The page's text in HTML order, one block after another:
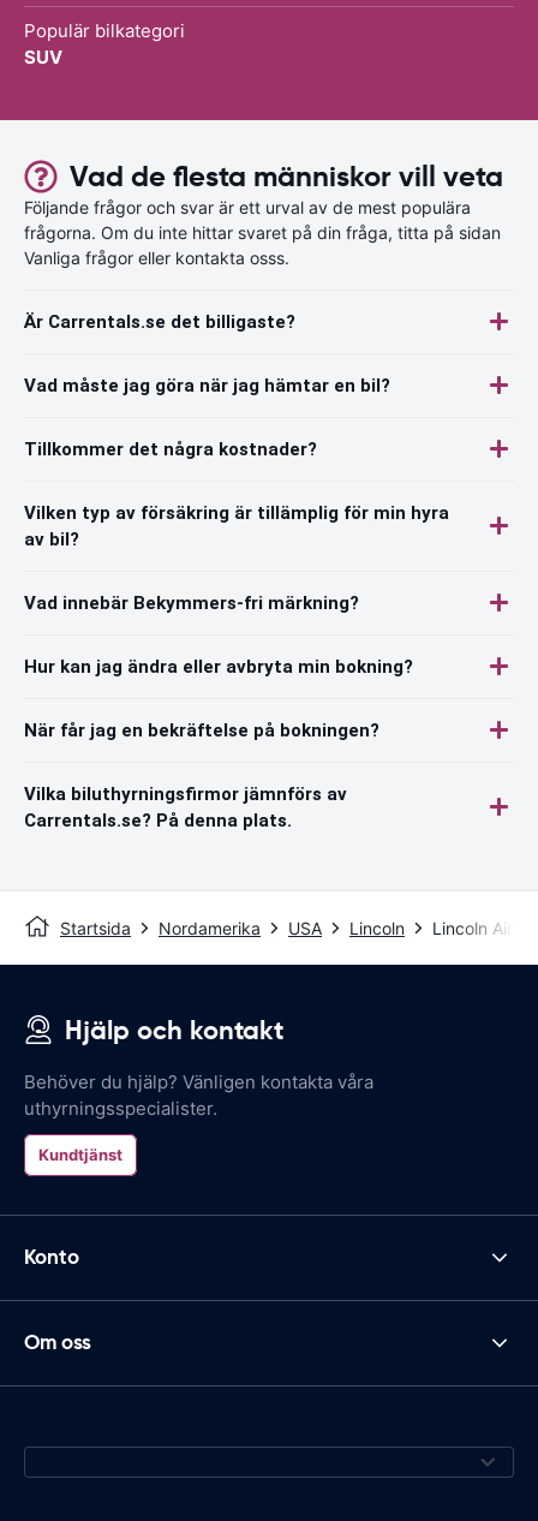
Populär bilkategori
SUV
Vad de flesta människor vill veta
Följande frågor och svar är ett urval av de mest populära
frågorna. Om du inte hittar svaret på din fråga, titta på sidan
Vanliga frågor eller kontakta osss.
Är Carrentals.se det billigaste?
Vad måste jag göra när jag hämtar en bil?
Tillkommer det några kostnader?
Vilken typ av försäkring är tillämplig för min hyra
av bil?
Vad innebär Bekymmers-fri märkning?
Hur kan jag ändra eller avbryta min bokning?
När får jag en bekräftelse på bokningen?
Vilka biluthyrningsfirmor jämnförs av
Carrentals.se? På denna plats.
Startsida Nordamerika USA Lincoln Lincoln
Hjälp och kontakt
Behöver du hjälp? Vänligen kontakta våra
uthyrningsspecialister.
Kundtjänst
Konto
Om oss